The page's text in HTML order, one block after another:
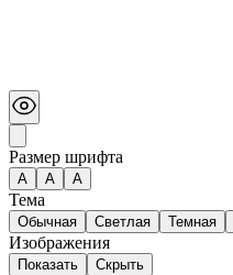
Размер шрифта
А A A
Тема
Обычная Светлая Темная
Изображения
Показать Скрыть